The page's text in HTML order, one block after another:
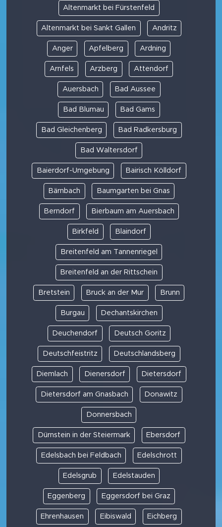
Altenmarkt bei Fürstenfeld
Altenmarkt bei Sankt Gallen Andritz
Anger Apfelberg Ardning
Arnfels Arzberg Attendorf
Auersbach Bad Aussee
Bad Blumau Bad Gams
Bad Gleichenberg Bad Radkersburg
Bad Waltersdorf
Baierdorf-Umgebung Bairisch Kölldorf
Bärnbach Baumgarten bei Gnas
Berndorf Bierbaum am Auersbach
Birkfeld Blaindorf
Breitenfeld am Tannenriegel
Breitenfeld an der Rittschein
Bretstein Bruck an der Mur Brunn
Burgau Dechantskirchen
Deuchendorf Deutsch Goritz
Deutschfeistritz Deutschlandsberg
Diemlach Dienersdorf Dietersdorf
Dietersdorf am Gnasbach Donawitz
Donnersbach
Dürnstein in der Steiermark Ebersdorf
Edelsbach bei Feldbach Edelschrott
Edelsgrub Edelstauden
Eggenberg Eggersdorf bei Graz
Ehrenhausen Eibiswald Eichberg